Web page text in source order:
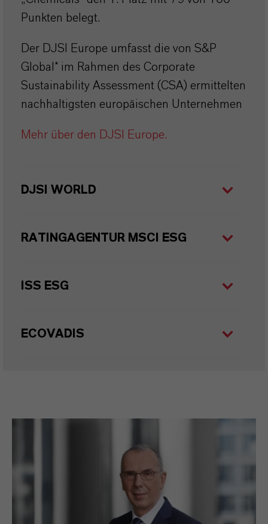
Punkten belegt.
Der DJSI Europe umfasst die von S&P
Global* im Rahmen des Corporate
Sustainability Assessment (CSA) ermittelten
nachhaltigsten europäischen Unternehmen
Mehr über den DJSI Europe.
DJSI WORLD
RATINGAGENTUR MSCI ESG
ISS ESG
ECOVADIS